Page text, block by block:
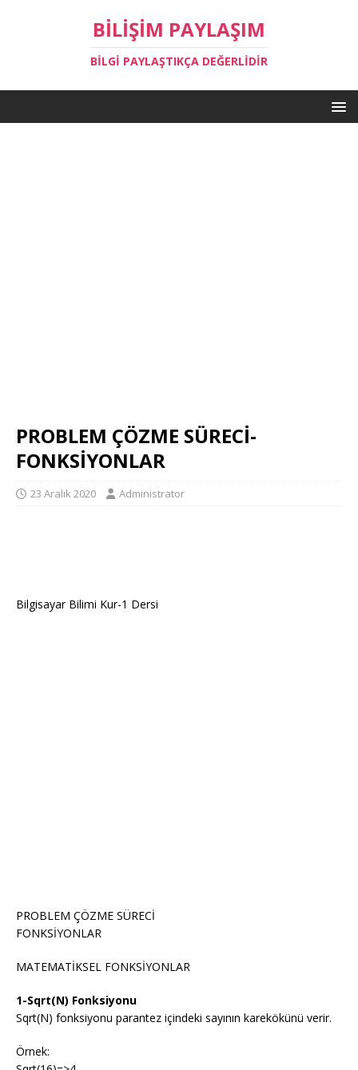
BILIŞIM PAYLAŞIM
BILGI PAYLAŞTIKÇA DEĞERLIDIR
PROBLEM ÇÖZME SÜRECİ-
FONKSİYONLAR
23 Aralık 2020 Administrator
Bilgisayar Bilimi Kur-1 Dersi
PROBLEM ÇÖZME SÜRECİ
FONKSİYONLAR
MATEMATİKSEL FONKSİYONLAR
1-Sqrt(N) Fonksiyonu
Sqrt(N) fonksiyonu parantez içindeki sayının karekökünü verir.
Örnek: